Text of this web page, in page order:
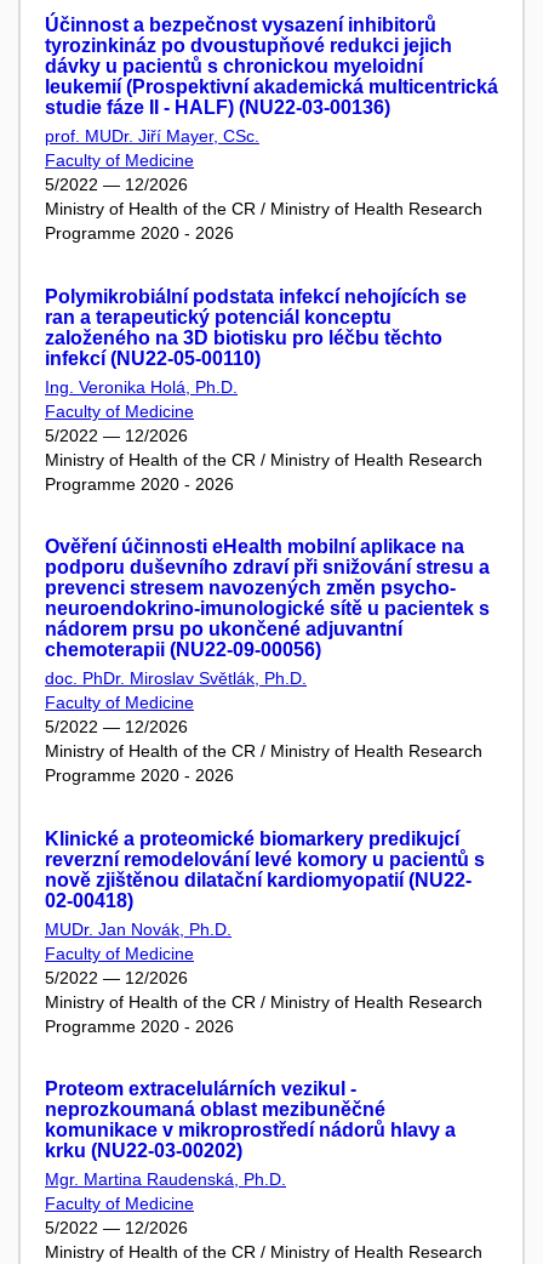
Účinnost a bezpečnost vysazení inhibitorů
tyrozinkináz po dvoustupňové redukci jejich
dávky u pacientů s chronickou myeloidní
leukemií (Prospektivní akademická multicentrická
studie fáze II - HALF) (NU22-03-00136)
prof. MUDr. Jiří Mayer, CSc.
Faculty of Medicine
5/2022 — 12/2026
Ministry of Health of the CR / Ministry of Health Research
Programme 2020 - 2026
Polymikrobiální podstata infekcí nehojících se
ran a terapeutický potenciál konceptu
založeného na 3D biotisku pro léčbu těchto
infekcí (NU22-05-00110)
Ing. Veronika Holá, Ph.D.
Faculty of Medicine
5/2022 — 12/2026
Ministry of Health of the CR / Ministry of Health Research
Programme 2020 - 2026
Ověření účinnosti eHealth mobilní aplikace na
podporu duševního zdraví při snižování stresu a
prevenci stresem navozených změn psycho-
neuroendokrino-imunologické sítě u pacientek s
nádorem prsu po ukončené adjuvantní
chemoterapii (NU22-09-00056)
doc. PhDr. Miroslav Světlák, Ph.D.
Faculty of Medicine
5/2022 — 12/2026
Ministry of Health of the CR / Ministry of Health Research
Programme 2020 - 2026
Klinické a proteomické biomarkery predikujcí
reverzní remodelování levé komory u pacientů s
nově zjištěnou dilatační kardiomyopatií (NU22-
02-00418)
MUDr. Jan Novák, Ph.D.
Faculty of Medicine
5/2022 — 12/2026
Ministry of Health of the CR / Ministry of Health Research
Programme 2020 - 2026
Proteom extracelulárních vezikul -
neprozkoumaná oblast mezibuněčné
komunikace v mikroprostředí nádorů hlavy a
krku (NU22-03-00202)
Mgr. Martina Raudenská, Ph.D.
Faculty of Medicine
5/2022 — 12/2026
Ministry of Health of the CR / Ministry of Health Research